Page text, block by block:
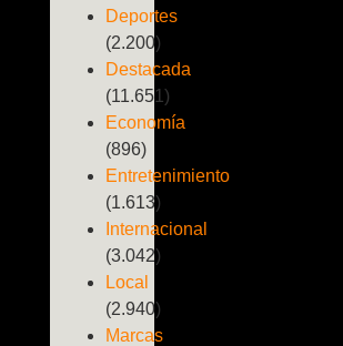
Deportes
(2.200)
Destacada
(11.651)
Economía
(896)
Entretenimiento
(1.613)
Internacional
(3.042)
Local
(2.940)
Marcas